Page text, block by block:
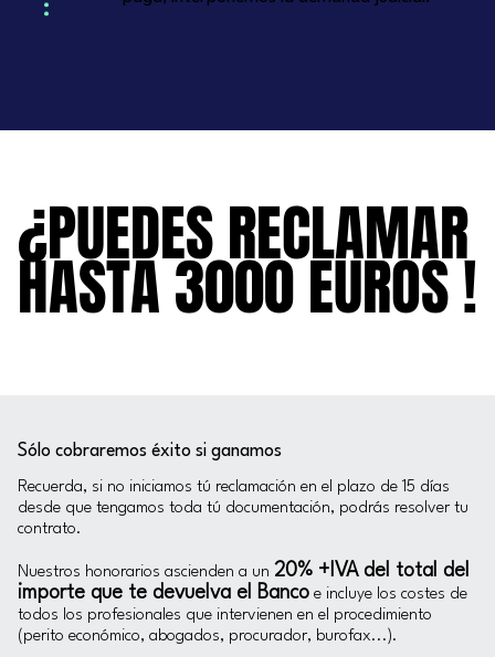
¿PUEDES RECLAMAR
HASTA 3000 EUROS !
¿PUEDES RECLAMAR
HASTA 3000 EUROS !
Sólo cobraremos éxito si ganamos
Recuerda, si no iniciamos tú reclamación en el plazo de 15 días
desde que tengamos toda tú documentación, podrás resolver tu
contrato.
Nuestros honorarios ascienden a un 20% +IVA del total del
importe que te devuelva el Banco e incluye los costes de
todos los profesionales que intervienen en el procedimiento
(perito económico, abogados, procurador, burofax...).